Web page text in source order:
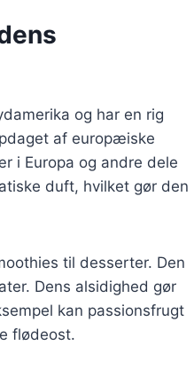
og har en rig
af europæiske
i Europa og andre dele
duft, hvilket gør den
til desserter. Den
Dens alsidighed gør
kan passionsfrugt
flødeost.